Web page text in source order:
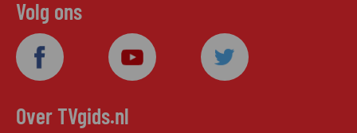
Volg ons
Over TVgids.nl